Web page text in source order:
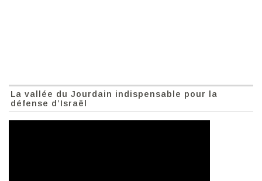
La vallée du Jourdain indispensable pour la
défense d’Israël